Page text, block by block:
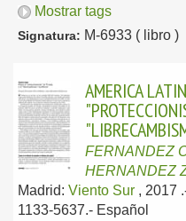
Mostrar tags
Signatura: M-6933 ( libro )
AMERICA
FERNANDEZ
HERNANDEZ
Madrid: Viento Sur , 2017
1133-5637.- Español